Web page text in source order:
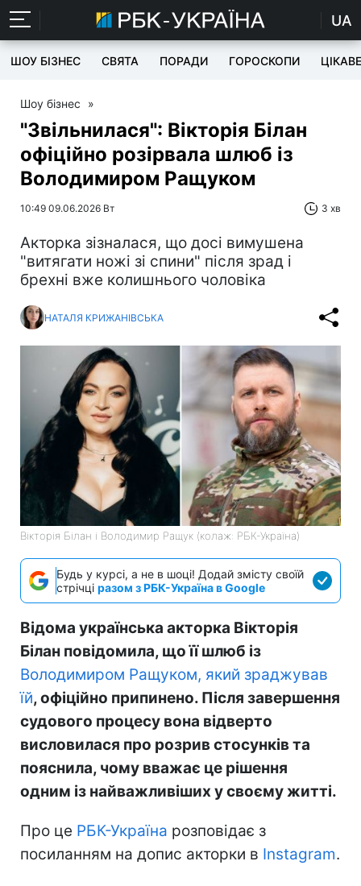
UA
ШОУ БІЗНЕС СВЯТА ПОРАДИ ГОРОСКОПИ ЦІКАВЕ
Шоу бізнес »
"Звільнилася": Вікторія Білан
офіційно розірвала шлюб із
Володимиром Ращуком
10:49 09.06.2026 Вт 3 хв
Акторка зізналася, що досі вимушена
"витягати ножі зі спини" після зрад і
брехні вже колишнього чоловіка
НАТАЛЯ КРИЖАНІВСЬКА
Вікторія Білан і Володимир Ращук (колаж: РБК-Україна)
Будь у курсі, а не в шоці! Додай змісту своїй
стрічці разом з РБК-Україна в Google
Відома українська акторка Вікторія
Білан повідомила, що її шлюб із
Володимиром Ращуком, який зраджував
їй, офіційно припинено. Після завершення
судового процесу вона відверто
висловилася про розрив стосунків та
пояснила, чому вважає це рішення
одним із найважливіших у своєму житті.
Про це РБК-Україна розповідає з
посиланням на допис акторки в Instagram.